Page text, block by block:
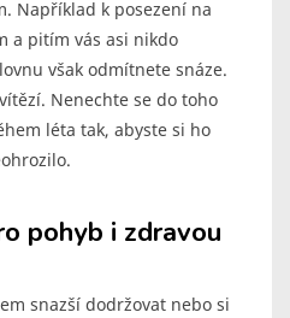
Například k posezení na
a pitím vás asi nikdo
však odmítnete snáze.
Nenechte se do toho
léta tak, abyste si ho
pohyb i zdravou
snazší dodržovat nebo si